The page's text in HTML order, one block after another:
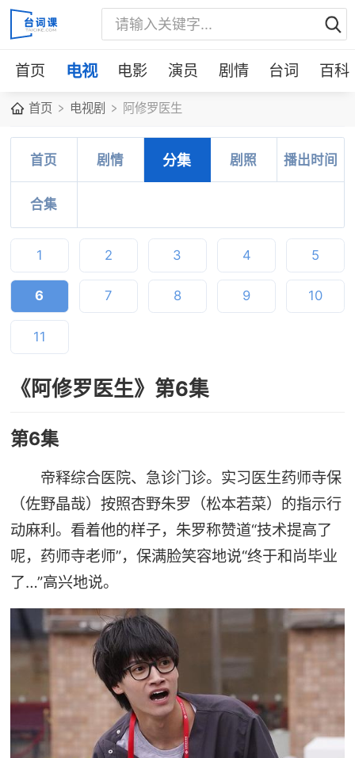
首页 电视 电影 演员 剧情 台词 百科
首页 电视剧 阿修罗医生
首页 剧情 分集 剧照 播出时间
合集
1 2 3 4 5
6 7 8 9 10
11
《阿修罗医生》第6集
第6集
帝释综合医院、急诊门诊。实习医生药师寺保
（佐野晶哉）按照杏野朱罗（松本若菜）的指示行
动麻利。看着他的样子，朱罗称赞道“技术提高了
呢，药师寺老师”，保满脸笑容地说“终于和尚毕业
了…”高兴地说。